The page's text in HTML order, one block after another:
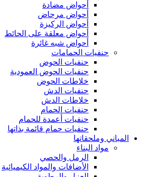
أحواض مضادة
أحواض مرحاض
أحواض الركيزة
أحواض معلقة على الحائط
أحواض شبه غائرة
حنفيات الحمامات
حنفيات الحوض
حنفيات الحوض العمودية
خلاطات الحوض
حنفيات الدش
خلاطات الدش
حنفيات الحمام
حنفيات أعمدة للحمام
حنفيات حمام قائمة بذاتها
المباني وملحقاتها
مواد البناء
الرمل والحصي
الأضافات والمواد الكيميائية